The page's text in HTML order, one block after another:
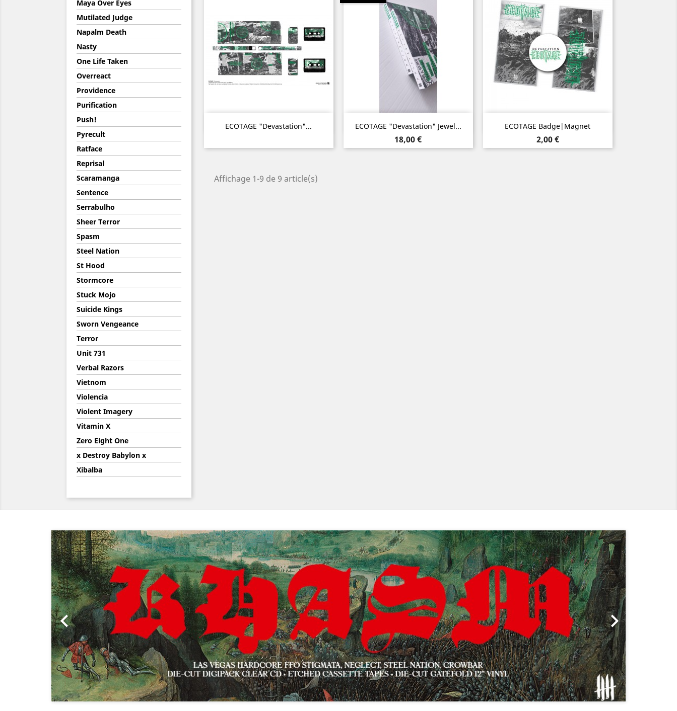
Maya Over Eyes
Mutilated Judge
Napalm Death
Nasty
One Life Taken
Overreact
Providence
Purification
Push!
Pyrecult
Ratface
Reprisal
Scaramanga
Sentence
Serrabulho
Sheer Terror
Spasm
Steel Nation
St Hood
Stormcore
Stuck Mojo
Suicide Kings
Sworn Vengeance
Terror
Unit 731
Verbal Razors
Vietnom
Violencia
Violent Imagery
Vitamin X
Zero Eight One
x Destroy Babylon x
Xibalba
ECOTAGE "Devastation"...
Aperçu rapide ECOTAGE "Devastation" Jewel...
Prix
18,00 €
Aperçu rapide ECOTAGE Badge|Magnet
Prix
2,00 €
Aperçu rapide
Affichage 1-9 de 9 article(s)

Précédent

Suivant